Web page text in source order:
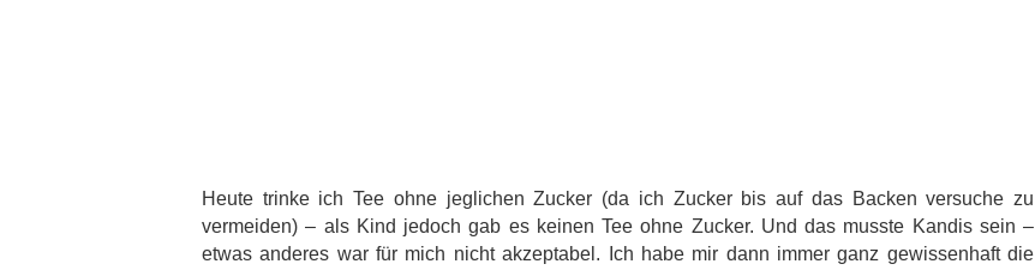
Heute trinke ich Tee ohne jeglichen Zucker (da ich Zucker bis auf das Backen versuche zu
vermeiden) – als Kind jedoch gab es keinen Tee ohne Zucker. Und das musste Kandis sein –
etwas anderes war für mich nicht akzeptabel. Ich habe mir dann immer ganz gewissenhaft die